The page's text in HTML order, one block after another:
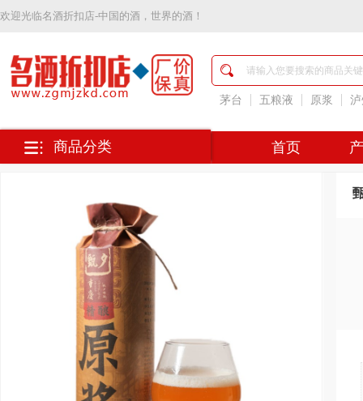
欢迎光临名酒折扣店-中国的酒，世界的酒！
茅台 五粮液 原浆
首页
商品分类